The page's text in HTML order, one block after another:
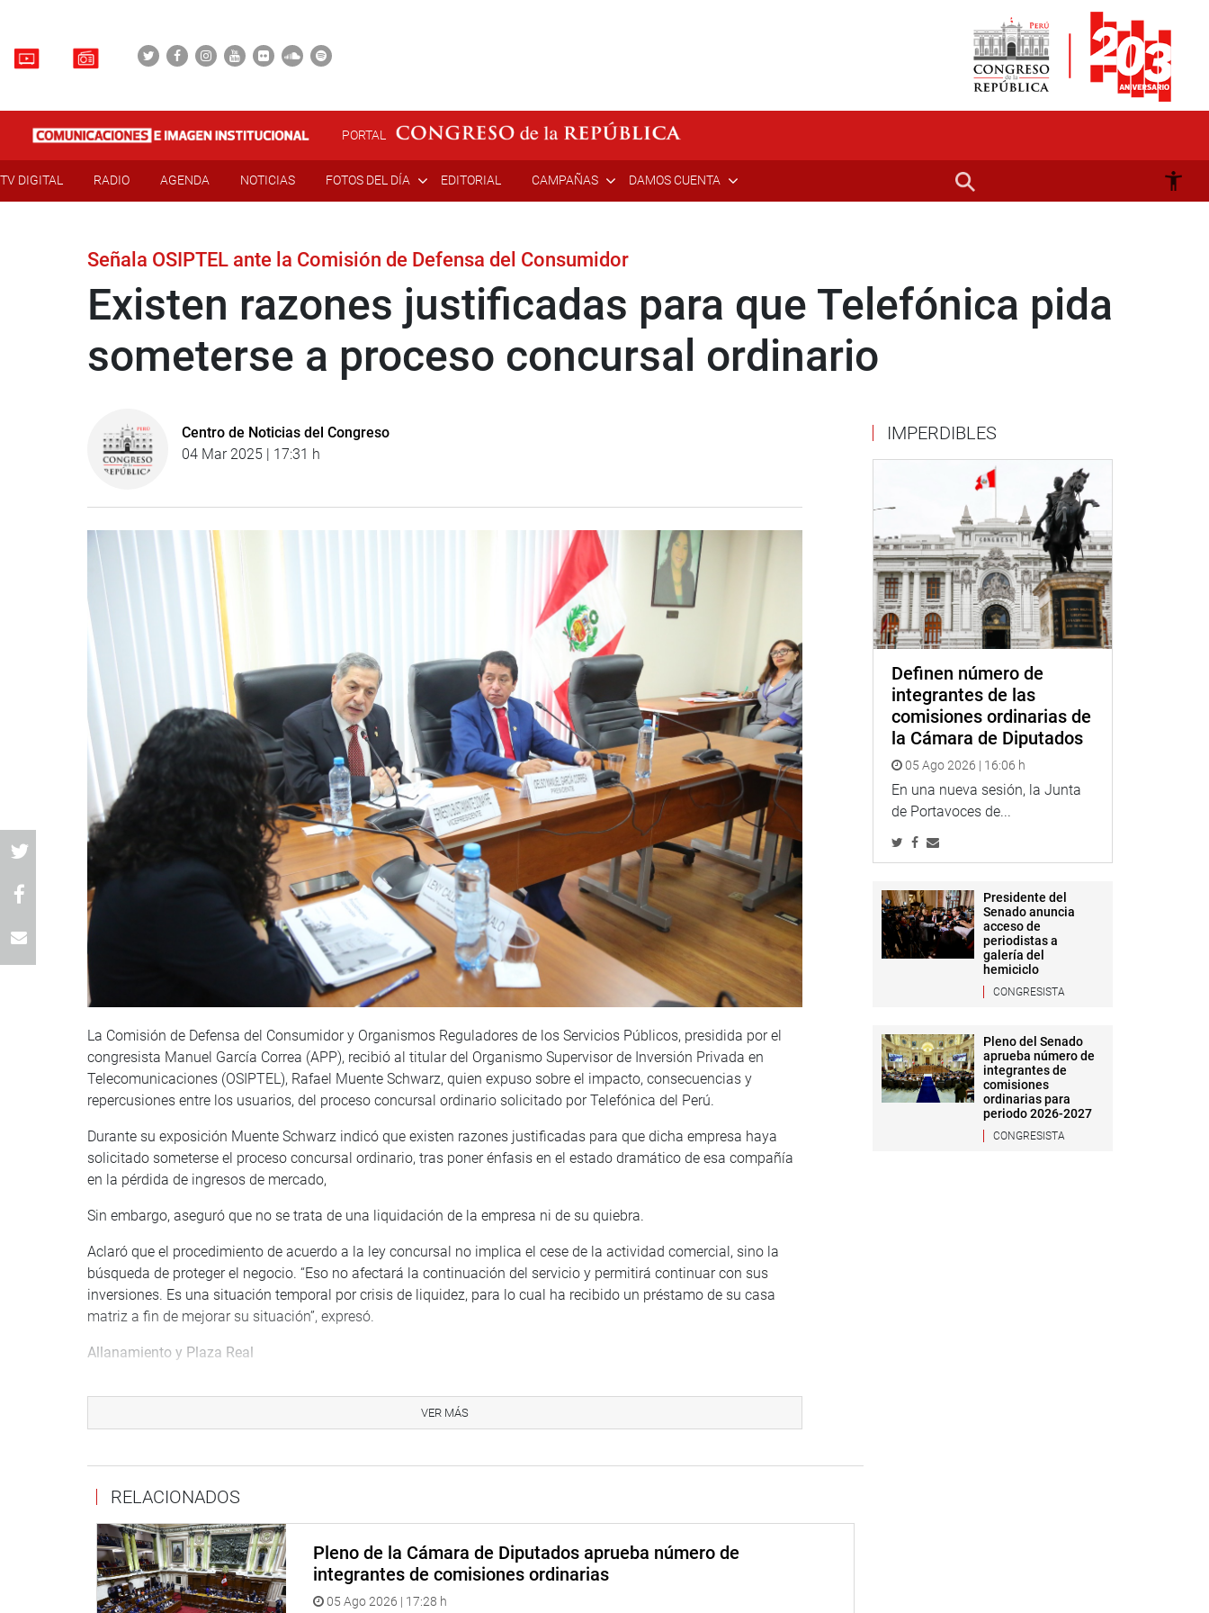
PORTAL
TV DIGITAL RADIO AGENDA NOTICIAS FOTOS DEL DÍA EDITORIAL CAMPAÑAS DAMOS CUENTA
Señala OSIPTEL ante la Comisión de Defensa del Consumidor
Existen razones justificadas para que Telefónica pida
someterse a proceso concursal ordinario
Centro de Noticias del Congreso
04 Mar 2025 | 17:31 h
La Comisión de Defensa del Consumidor y Organismos Reguladores de los Servicios Públicos, presidida por el
congresista Manuel García Correa (APP), recibió al titular del Organismo Supervisor de Inversión Privada en
Telecomunicaciones (OSIPTEL), Rafael Muente Schwarz, quien expuso sobre el impacto, consecuencias y
repercusiones entre los usuarios, del proceso concursal ordinario solicitado por Telefónica del Perú.
Durante su exposición Muente Schwarz indicó que existen razones justificadas para que dicha empresa haya
solicitado someterse el proceso concursal ordinario, tras poner énfasis en el estado dramático de esa compañía
en la pérdida de ingresos de mercado,
Sin embargo, aseguró que no se trata de una liquidación de la empresa ni de su quiebra.
Aclaró que el procedimiento de acuerdo a la ley concursal no implica el cese de la actividad comercial, sino la
búsqueda de proteger el negocio. “Eso no afectará la continuación del servicio y permitirá continuar con sus
inversiones. Es una situación temporal por crisis de liquidez, para lo cual ha recibido un préstamo de su casa
matriz a fin de mejorar su situación”, expresó.
Allanamiento y Plaza Real
procedimiento de la venta y la devolución del costo de las entradas a conciertos de concurrencia masiva.
Instituto Nacional de Defensa Civil (Indeci) y a su respectivo informe técnico como parte de la documentación de
autorización para la realización de un concierto, por no ser de su competencia.
La autora de la propuesta Digna Calle Lobatón (PP) se manifestó de acuerdo con el dictamen elaborado por la
comisión.
“Es importante mantener el espíritu de la propuesta que radica en el derecho de los consumidores a tener reglas
claras, no solo en la compra de entradas a los conciertos, sino también a la devolución de su dinero en caso de
VER MÁS
RELACIONADOS
Pleno de la Cámara de Diputados aprueba número de
integrantes de comisiones ordinarias
05 Ago 2026 | 17:28 h
IMPERDIBLES
Definen número de
integrantes de las
comisiones ordinarias de
la Cámara de Diputados
05 Ago 2026 | 16:06 h
En una nueva sesión, la Junta
de Portavoces de...
Presidente del
Senado anuncia
acceso de
periodistas a
galería del
hemiciclo
CONGRESISTA
Pleno del Senado
aprueba número de
integrantes de
comisiones
ordinarias para
periodo 2026-2027
CONGRESISTA